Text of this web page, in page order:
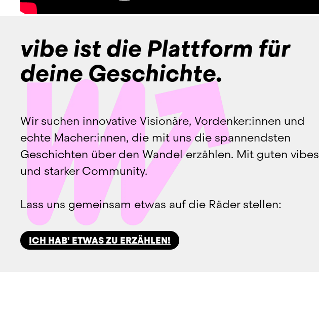
vibe ist die Plattform für
deine Geschichte.
Wir suchen innovative Visionäre, Vordenker:innen und
echte Macher:innen, die mit uns die spannendsten
Geschichten über den Wandel erzählen. Mit guten vibes
und starker Community.
Lass uns gemeinsam etwas auf die Räder stellen:
ICH HAB' ETWAS ZU ERZÄHLEN!